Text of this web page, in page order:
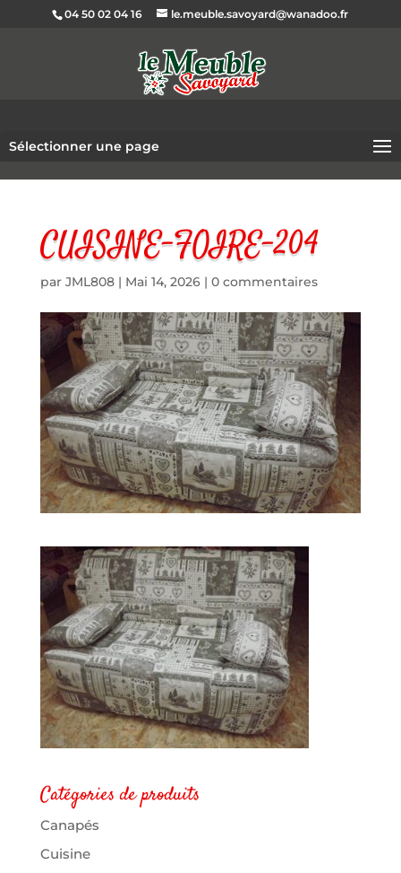
04 50 02 04 16 le.meuble.savoyard@wanadoo.fr
Sélectionner une page
CUISINE-FOIRE-204
par JML808| Mai 14, 2026| 0 commentaires
Catégories de produits
Canapés
Cuisine